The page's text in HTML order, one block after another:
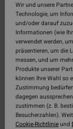
Wir und unsere
Technologie, um
und/oder darauf
Informationen (wie
verwendet werden,
präsentieren, um die
messen, und um
Produkte unserer
können Ihre Wahl so
Zustimmung
dagegen
zustimmen (z. B.
Besucherzahlen).
Cookie-Richtlinieund